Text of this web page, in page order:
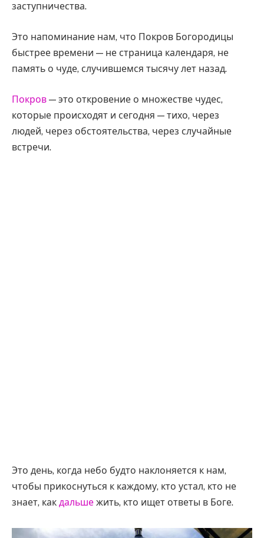
заступничества.
Это напоминание нам, что Покров Богородицы
быстрее времени — не страница календаря, не
память о чуде, случившемся тысячу лет назад.
Покров — это откровение о множестве чудес,
которые происходят и сегодня — тихо, через
людей, через обстоятельства, через случайные
встречи.
Это день, когда небо будто наклоняется к нам,
чтобы прикоснуться к каждому, кто устал, кто не
знает, как дальше жить, кто ищет ответы в Боге.